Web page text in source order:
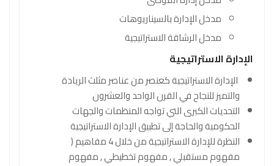
مدخل الإدارة بالسيناريوهات
مدخل الرشاقة الاستراتيجية
الإدارة الاستراتيجية
الإدارة الاستراتيجية كعنصر من عناصر مثلث الريادة
والتميز للنجاح في القرن الواحد والعشرون
التحديات الكبرى التي تواجه المنظمات والجهات
الحكومية والحاجة إلى تطبيق الإدارة الاستراتيجية
النظرة للإدارة الاستراتيجية من خلال 4 مفاهيم (
مفهوم مستقبلي , مفهوم تخطيطي , مفهوم